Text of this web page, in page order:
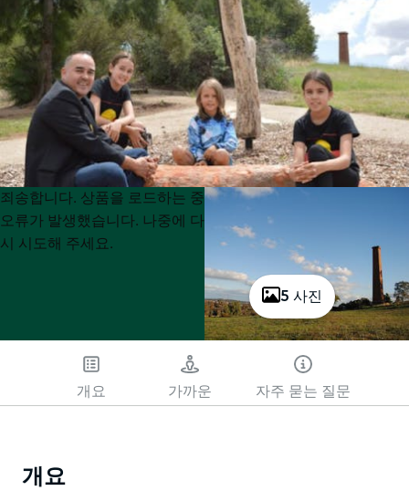
5 사진
Product
List
Product
List
죄송합니다. 상품을 로드하는 중
오류가 발생했습니다. 나중에 다
시 시도해 주세요.
개요 가까운 자주 묻는 질문
개요